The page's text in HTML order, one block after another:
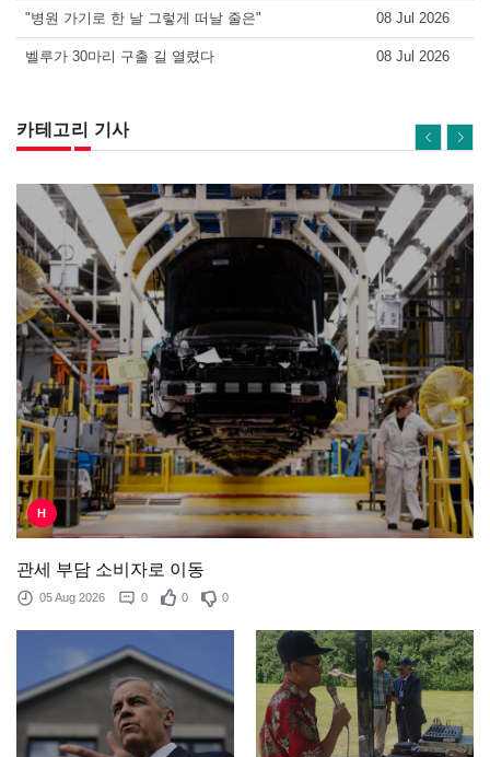
"병원 가기로 한 날 그렇게 떠날 줄은" 08 Jul 2026
벨루가 30마리 구출 길 열렸다 08 Jul 2026
카테고리 기사
H
관세 부담 소비자로 이동
05 Aug 2026 0 0 0